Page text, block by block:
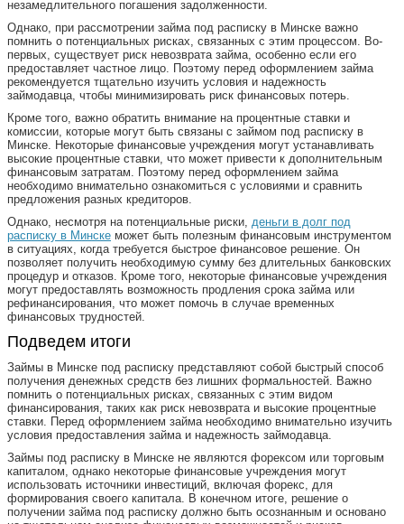
незамедлительного погашения задолженности.
Однако, при рассмотрении займа под расписку в Минске важно
помнить о потенциальных рисках, связанных с этим процессом. Во-
первых, существует риск невозврата займа, особенно если его
предоставляет частное лицо. Поэтому перед оформлением займа
рекомендуется тщательно изучить условия и надежность
займодавца, чтобы минимизировать риск финансовых потерь.
Кроме того, важно обратить внимание на процентные ставки и
комиссии, которые могут быть связаны с займом под расписку в
Минске. Некоторые финансовые учреждения могут устанавливать
высокие процентные ставки, что может привести к дополнительным
финансовым затратам. Поэтому перед оформлением займа
необходимо внимательно ознакомиться с условиями и сравнить
предложения разных кредиторов.
Однако, несмотря на потенциальные риски, деньги в долг под
расписку в Минске может быть полезным финансовым инструментом
в ситуациях, когда требуется быстрое финансовое решение. Он
позволяет получить необходимую сумму без длительных банковских
процедур и отказов. Кроме того, некоторые финансовые учреждения
могут предоставлять возможность продления срока займа или
рефинансирования, что может помочь в случае временных
финансовых трудностей.
Подведем итоги
Займы в Минске под расписку представляют собой быстрый способ
получения денежных средств без лишних формальностей. Важно
помнить о потенциальных рисках, связанных с этим видом
финансирования, таких как риск невозврата и высокие процентные
ставки. Перед оформлением займа необходимо внимательно изучить
условия предоставления займа и надежность займодавца.
Займы под расписку в Минске не являются форексом или торговым
капиталом, однако некоторые финансовые учреждения могут
использовать источники инвестиций, включая форекс, для
формирования своего капитала. В конечном итоге, решение о
получении займа под расписку должно быть осознанным и основано